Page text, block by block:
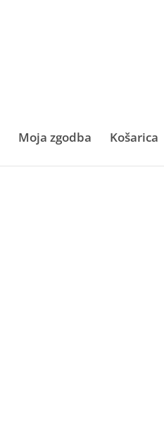
Moja zgodba Košarica